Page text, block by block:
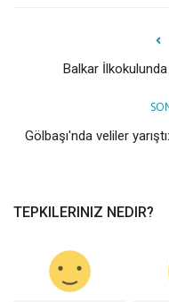
Balkar İlkokulunda
Gölbaşı'nda veliler
TEPKILERINIZ NEDIR?